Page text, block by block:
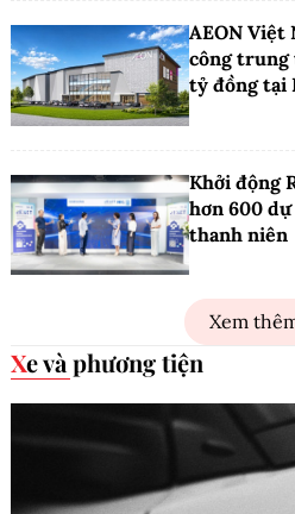
AEON Việt
công trung
tỷ đồng tại
Khởi động
hơn 600 dự
thanh niên
Xem
Xe và phương tiện